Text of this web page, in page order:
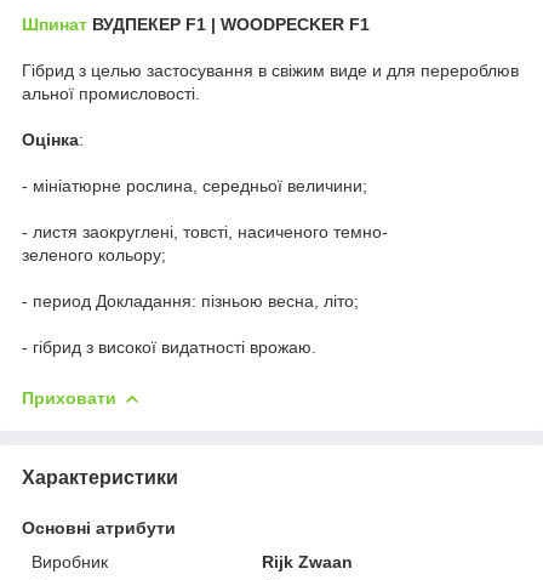
Шпинат ВУДПЕКЕР F1 | WOODPECKER F1
Гібрид з целью застосування в свіжим виде и для перероблюв
альної промисловості.
Оцінка:
- мініатюрне рослина, середньої величини;
- листя заокруглені, товсті, насиченого темно-
зеленого кольору;
- период Докладання: пізньою весна, літо;
- гібрид з високої видатності врожаю.
Приховати
Характеристики
Основні атрибути
Виробник
Rijk Zwaan